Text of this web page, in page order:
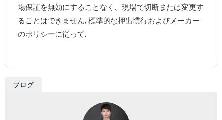
場保証を無効にすることなく、現場で切断または変更す
ることはできません, 標準的な押出慣行およびメーカー
のポリシーに従って.
ブログ